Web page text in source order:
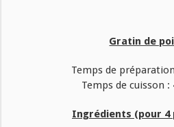
Gratin de
Temps de
Temps de cuisson
Ingrédients (pour 4